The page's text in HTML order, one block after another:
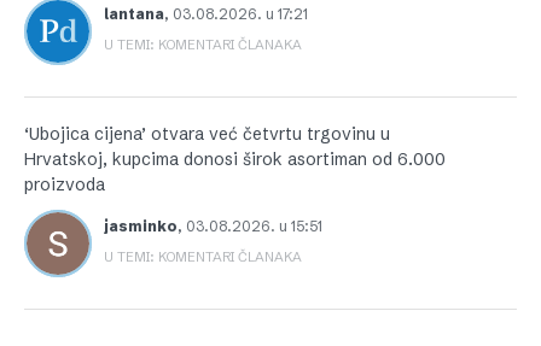
lantana, 03.08.2026. u 17:21
U TEMI: KOMENTARI ČLANAKA
‘Ubojica cijena’ otvara već četvrtu trgovinu u
Hrvatskoj, kupcima donosi širok asortiman od 6.000
proizvoda
jasminko, 03.08.2026. u 15:51
U TEMI: KOMENTARI ČLANAKA